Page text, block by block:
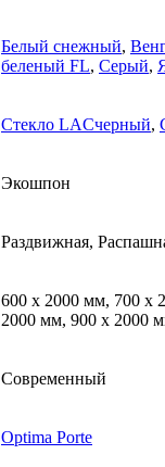
Белый снежный,
беленый FL, Серый,
Стекло LACчерный,
Экошпон
Раздвижная,
600 х 2000 мм, 700 х
2000 мм, 900 х 2000
Современный
Optima Porte